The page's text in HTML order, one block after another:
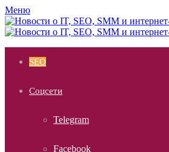
Меню
SEO
Соцсети
Telegram
Facebook